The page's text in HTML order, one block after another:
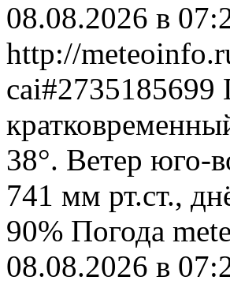
08.08.2026 в
http://
cai#2735185699
38°. Ветер юго-
741 мм рт.ст.,
90% Погода
08.08.2026 в